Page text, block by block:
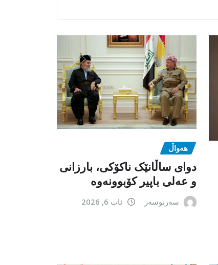
هەواڵ
دوای ساڵانێک ناکۆکی، بارزانی
و عەلی باپیر کۆبوونەوە
سەرنوسەر ئاب 6, 2026